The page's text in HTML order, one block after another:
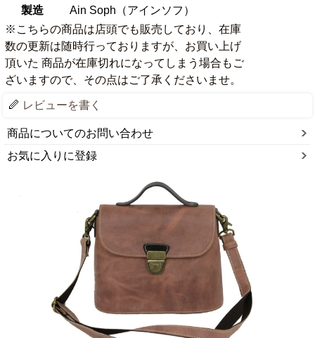
製造
Ain Soph（アインソフ）
※こちらの商品は店頭でも販売しており、在庫
数の更新は随時行っておりますが、お買い上げ
頂いた 商品が在庫切れになってしまう場合もご
ざいますので、その点はご了承くださいませ。
レビューを書く
商品についてのお問い合わせ
お気に入りに登録